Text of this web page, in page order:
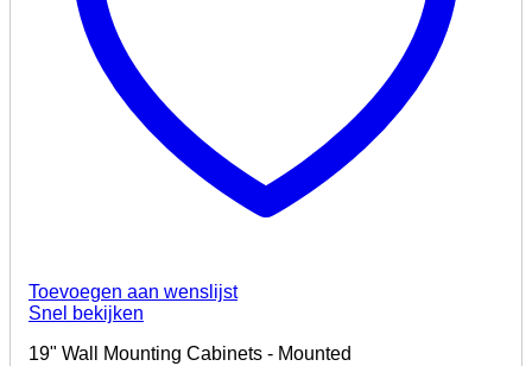
Toevoegen aan wenslijst
Snel bekijken
19" Wall Mounting Cabinets - Mounted